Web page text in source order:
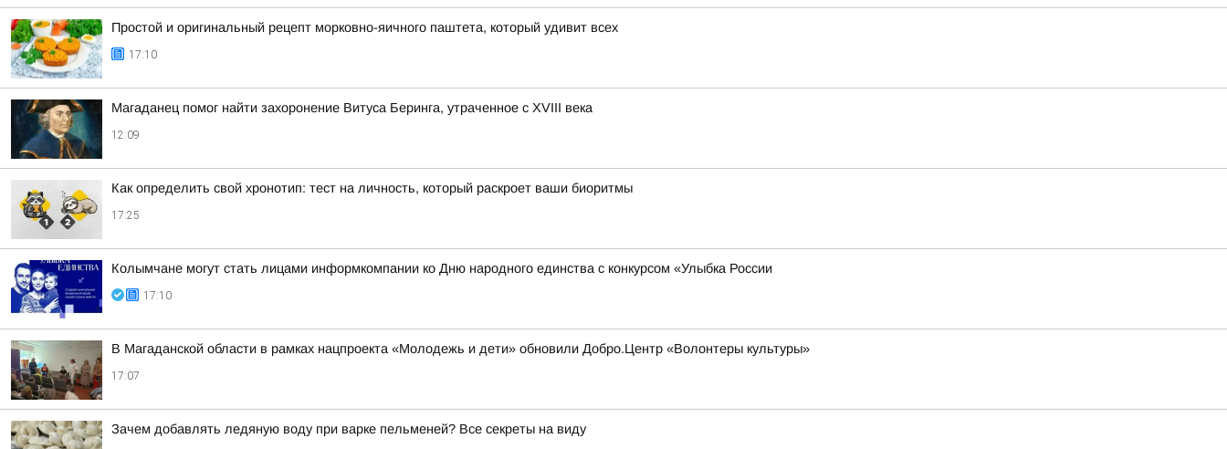
Простой и оригинальный рецепт морковно-яичного паштета, который удивит всех
17:10
Магаданец помог найти захоронение Витуса Беринга, утраченное с XVIII века
12:09
Как определить свой хронотип: тест на личность, который раскроет ваши биоритмы
17:25
Колымчане могут стать лицами информкомпании ко Дню народного единства с конкурсом «Улыбка России
17:10
В Магаданской области в рамках нацпроекта «Молодежь и дети» обновили Добро.Центр «Волонтеры культуры»
17:07
Зачем добавлять ледяную воду при варке пельменей? Все секреты на виду